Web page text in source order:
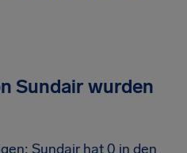
Sundair wurden
Sundair hat 0 in den